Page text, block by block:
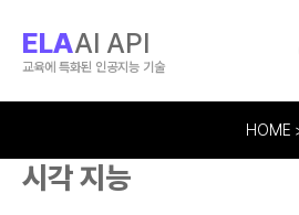
ELAAI API
교육에 특화된 인공지능 기술
HOME
시각 지능